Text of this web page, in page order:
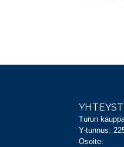
Turun
Y-tunnus:
Osoite: